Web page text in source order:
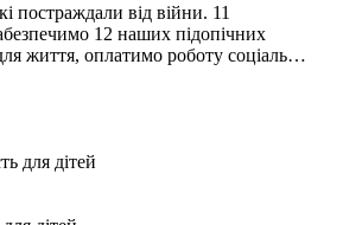
постраждали від війни. 11
12 наших підопічних
життя, оплатимо роботу соціаль…